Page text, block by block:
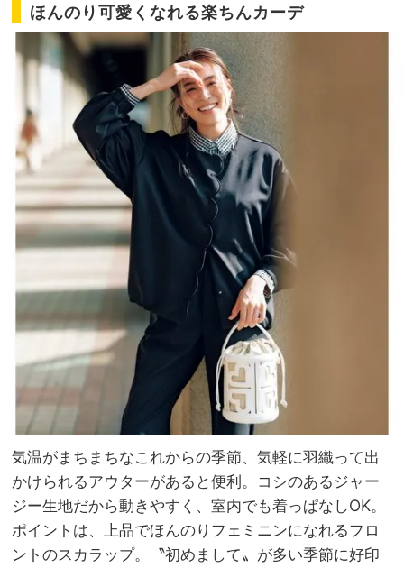
ほんのり可愛くなれる楽ちんカーデ
気温がまちまちなこれからの季節、気軽に羽織って出
かけられるアウターがあると便利。コシのあるジャー
ジー生地だから動きやすく、室内でも着っぱなしOK。
ポイントは、上品でほんのりフェミニンになれるフロ
ントのスカラップ。〝初めまして〟が多い季節に好印